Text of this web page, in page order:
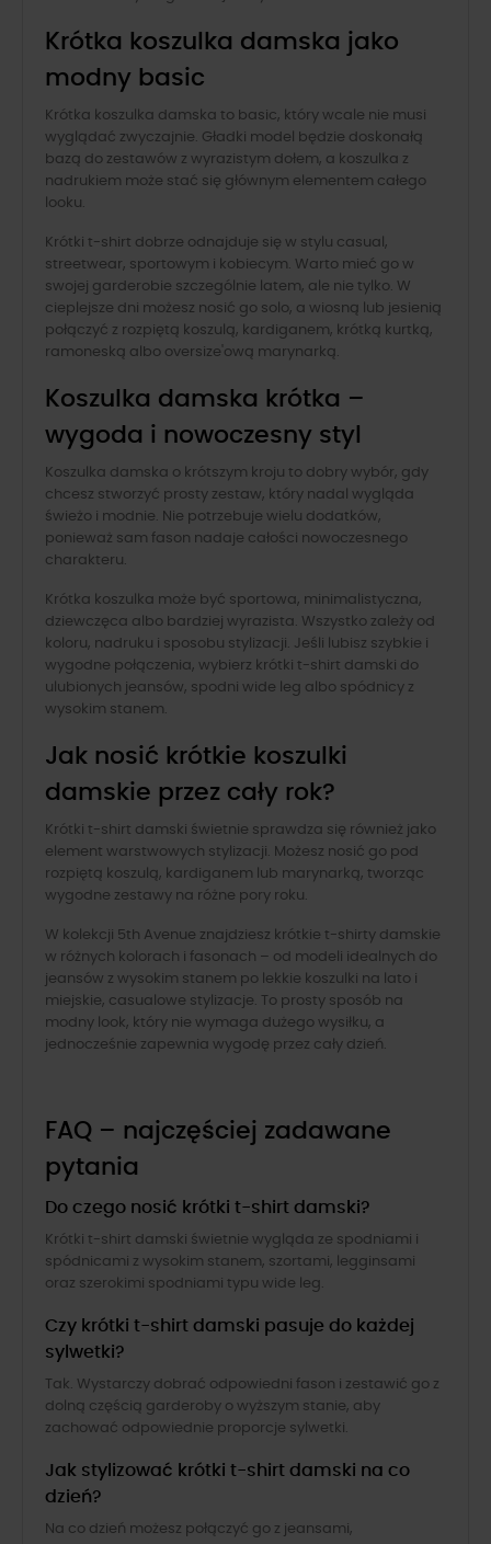
Krótka koszulka damska jako
modny basic
Krótka koszulka damska to basic, który wcale nie musi
wyglądać zwyczajnie. Gładki model będzie doskonałą
bazą do zestawów z wyrazistym dołem, a koszulka z
nadrukiem może stać się głównym elementem całego
looku.
Krótki t-shirt dobrze odnajduje się w stylu casual,
streetwear, sportowym i kobiecym. Warto mieć go w
swojej garderobie szczególnie latem, ale nie tylko. W
cieplejsze dni możesz nosić go solo, a wiosną lub jesienią
połączyć z rozpiętą koszulą, kardiganem, krótką kurtką,
ramoneską albo oversize'ową marynarką.
Koszulka damska krótka –
wygoda i nowoczesny styl
Koszulka damska o krótszym kroju to dobry wybór, gdy
chcesz stworzyć prosty zestaw, który nadal wygląda
świeżo i modnie. Nie potrzebuje wielu dodatków,
ponieważ sam fason nadaje całości nowoczesnego
charakteru.
Krótka koszulka może być sportowa, minimalistyczna,
dziewczęca albo bardziej wyrazista. Wszystko zależy od
koloru, nadruku i sposobu stylizacji. Jeśli lubisz szybkie i
wygodne połączenia, wybierz krótki t-shirt damski do
ulubionych jeansów, spodni wide leg albo spódnicy z
wysokim stanem.
Jak nosić krótkie koszulki
damskie przez cały rok?
Krótki t-shirt damski świetnie sprawdza się również jako
element warstwowych stylizacji. Możesz nosić go pod
rozpiętą koszulą, kardiganem lub marynarką, tworząc
wygodne zestawy na różne pory roku.
W kolekcji 5th Avenue znajdziesz krótkie t-shirty damskie
w różnych kolorach i fasonach – od modeli idealnych do
jeansów z wysokim stanem po lekkie koszulki na lato i
miejskie, casualowe stylizacje. To prosty sposób na
modny look, który nie wymaga dużego wysiłku, a
jednocześnie zapewnia wygodę przez cały dzień.
FAQ – najczęściej zadawane
pytania
Do czego nosić krótki t-shirt damski?
Krótki t-shirt damski świetnie wygląda ze spodniami i
spódnicami z wysokim stanem, szortami, legginsami
oraz szerokimi spodniami typu wide leg.
Czy krótki t-shirt damski pasuje do każdej
sylwetki?
Tak. Wystarczy dobrać odpowiedni fason i zestawić go z
dolną częścią garderoby o wyższym stanie, aby
zachować odpowiednie proporcje sylwetki.
Jak stylizować krótki t-shirt damski na co
dzień?
Na co dzień możesz połączyć go z jeansami,